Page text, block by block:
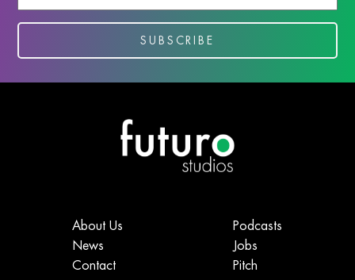
About Us
News
Contact
Podcasts
Jobs
Pitch